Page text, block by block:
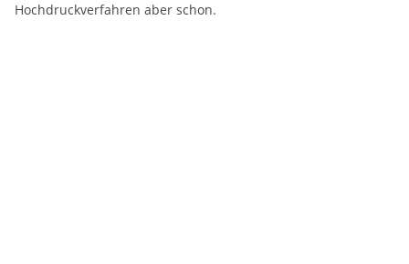
Hochdruckverfahren aber schon.